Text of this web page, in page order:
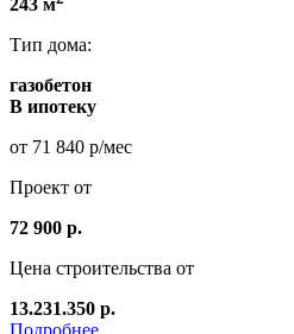
243 м
Тип дома:
газобетон
В ипотеку
от 71 840 р/мес
Проект от
72 900 р.
Цена строительства от
13.231.350 р.
Подробнее